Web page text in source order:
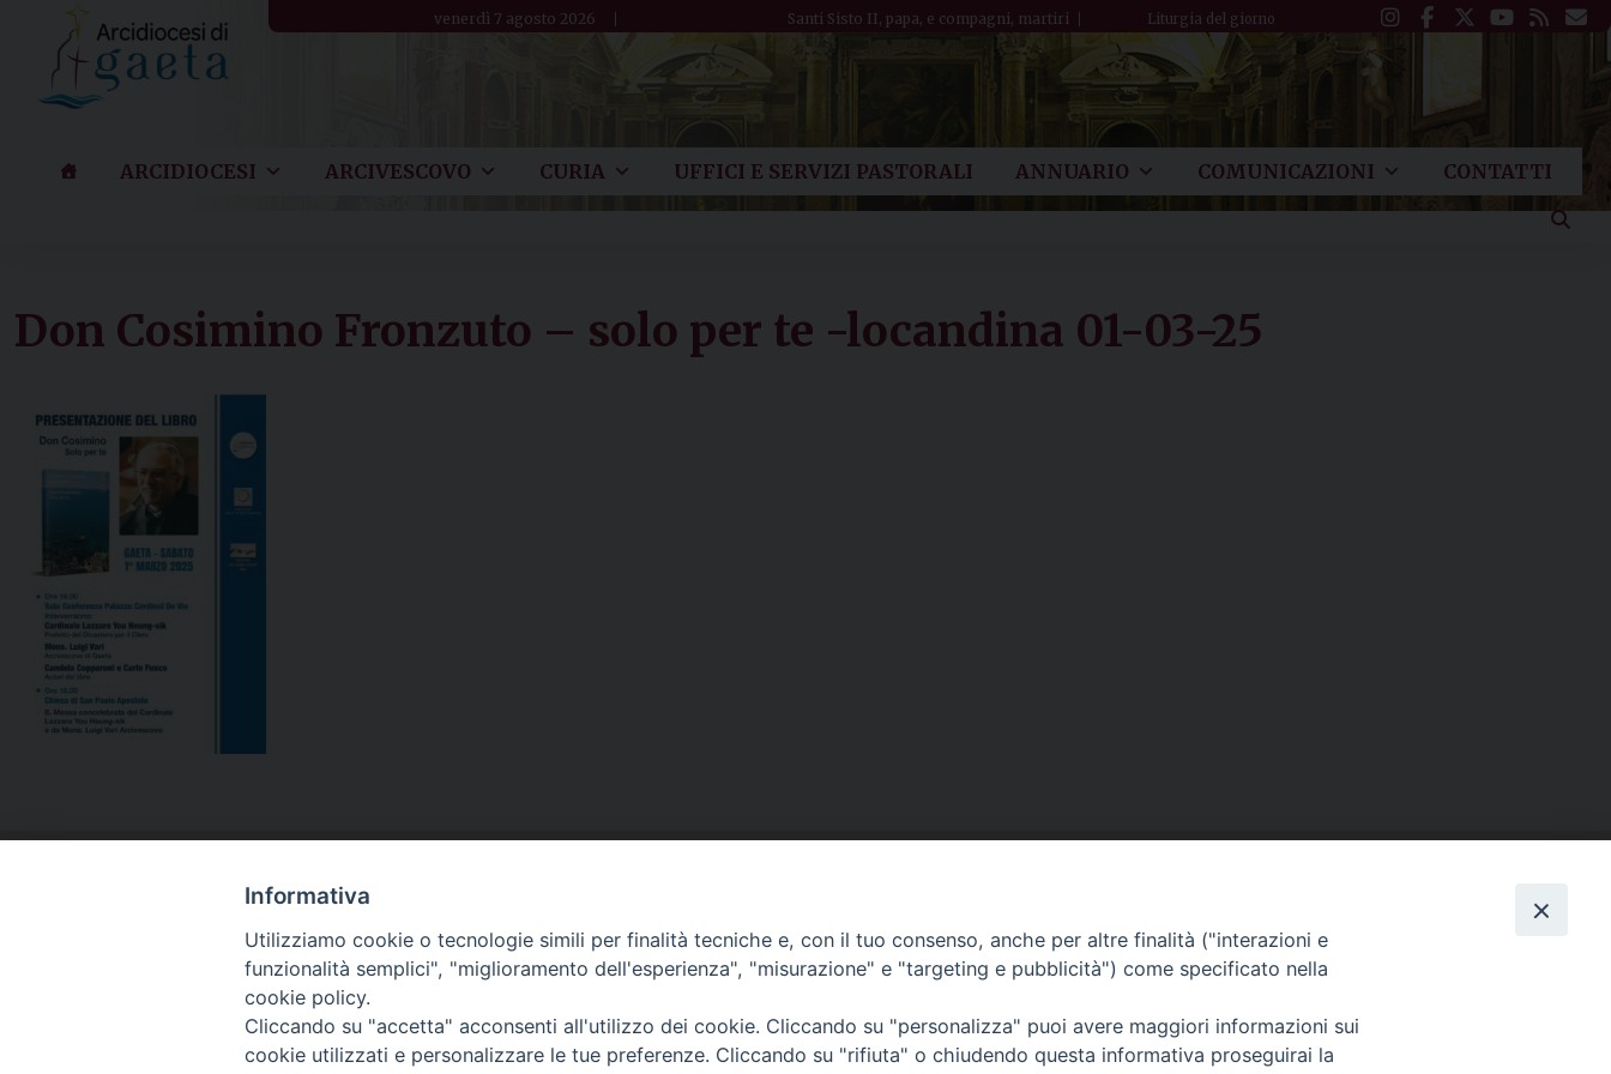
content
venerdì 7 agosto 2026 Santi Sisto II, papa, e compagni, martiri Liturgia del giorno
ARCIDIOCESI ARCIVESCOVO CURIA UFFICI E SERVIZI PASTORALI ANNUARIO COMUNICAZIONI CONTATTI
Don Cosimino Fronzuto – solo per te -locandina 01-03-25
Curia
Tel. 0771.740341
Palazzo De Vio
Tel. 0771.464088
Informativa
Utilizziamo cookie o tecnologie simili per finalità tecniche e, con il tuo consenso, anche per altre finalità ("interazioni e
funzionalità semplici", "miglioramento dell'esperienza", "misurazione" e "targeting e pubblicità") come specificato nella
cookie policy.
Cliccando su "accetta" acconsenti all'utilizzo dei cookie. Cliccando su "personalizza" puoi avere maggiori informazioni sui
cookie utilizzati e personalizzare le tue preferenze. Cliccando su "rifiuta" o chiudendo questa informativa proseguirai la